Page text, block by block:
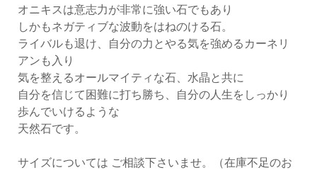
オニキスは意志力が非常に強い石でもあり
しかもネガティブな波動をはねのける石。
ライバルも退け、自分の力とやる気を強めるカーネリ
アンも入り
気を整えるオールマイティな石、水晶と共に
自分を信じて困難に打ち勝ち、自分の人生をしっかり
歩んでいけるような
天然石です。
サイズについては ご相談下さいませ。（在庫不足のお